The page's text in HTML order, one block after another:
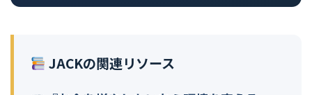
JACKの関連リソース